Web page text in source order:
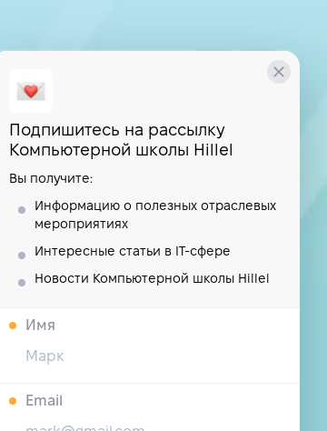
Подпишитесь на рассылку
Компьютерной школы Hillel
Вы получите:
Информацию о полезных отраслевых
мероприятиях
Интересные статьи в IT-сфере
Новости Компьютерной школы Hillel
Имя
Email